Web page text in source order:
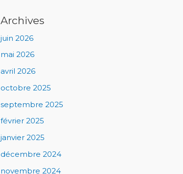
Archives
juin 2026
mai 2026
avril 2026
octobre 2025
septembre 2025
février 2025
janvier 2025
décembre 2024
novembre 2024